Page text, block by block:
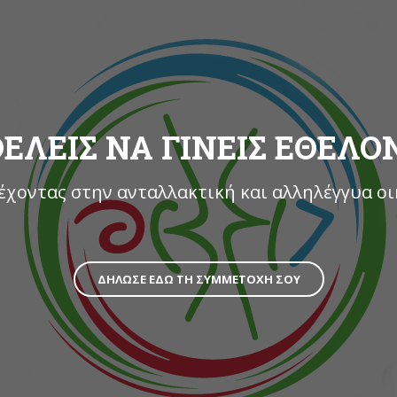
ΝΑ ΓΙΝΕΙΣ
στην ανταλλακτική και αλληλέγγυα
ΔΗΛΩΣΕ ΕΔΩ ΤΗ ΣΥΜΜΕΤΟΧΗ ΣΟΥ